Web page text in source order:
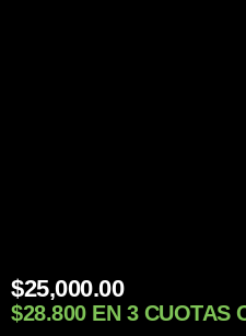
$25,000.00
$28.800 EN 3 CUOTAS